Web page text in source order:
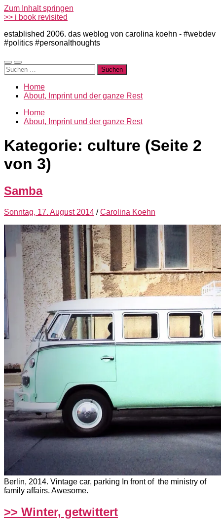
Zum Inhalt springen
>> i book revisited
established 2006. das weblog von carolina koehn - #webdev
#politics #personalthoughts
Mobile-
Menü
Suchfeld
ein-/ausblenden
Suchen
nach:
Home
About, Imprint und der ganze Rest
Home
About, Imprint und der ganze Rest
Kategorie: culture (Seite 2
von 3)
Samba
Sonntag, 17. August 2014 /Carolina Koehn
Berlin, 2014. Vintage car, parking In front of the ministry of
family affairs. Awesome.
>> Winter, getwittert